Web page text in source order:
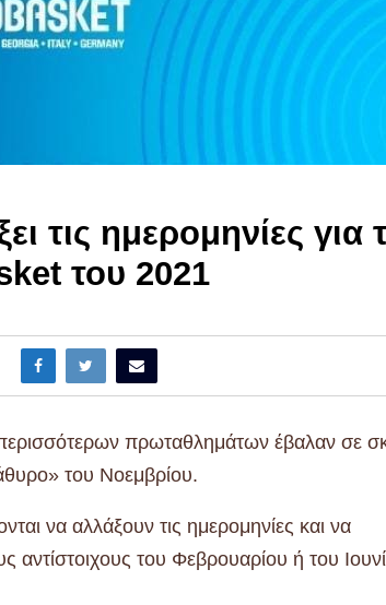
τις ημερομηνίες για
του 2021
πρωταθλημάτων έβαλαν σε
του Νοεμβρίου.
να αλλάξουν τις ημερομηνίες και να
του Φεβρουαρίου ή του